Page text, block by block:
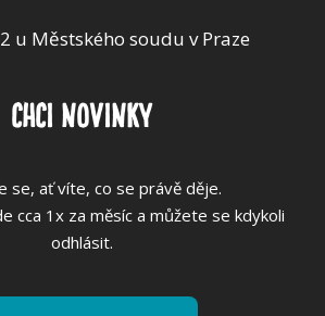
u Městského soudu v Praze
CHCI NOVINKY
se, ať víte, co se právě děje.
cca 1x za měsíc a můžete se kdykoli
odhlásit.